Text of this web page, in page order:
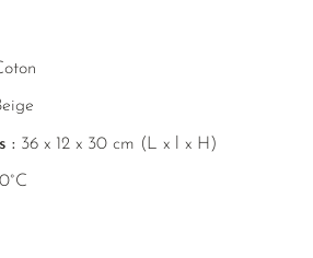
:36 x 12 x 30 cm (L x l x H)